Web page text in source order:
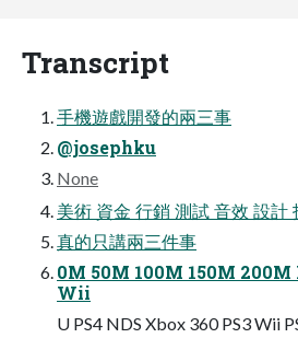
Transcript
手機遊戲開發的兩三事
@josephku
None
美術 資金 行銷 測試 音效 設計
真的只講兩三件事
0M 50M 100M 150M 200M
Wii
U PS4 NDS Xbox 360 PS3 Wii